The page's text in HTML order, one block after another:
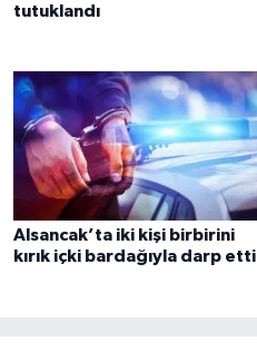
tutuklandı
Alsancak’ta iki kişi birbirini
kırık içki bardağıyla darp etti